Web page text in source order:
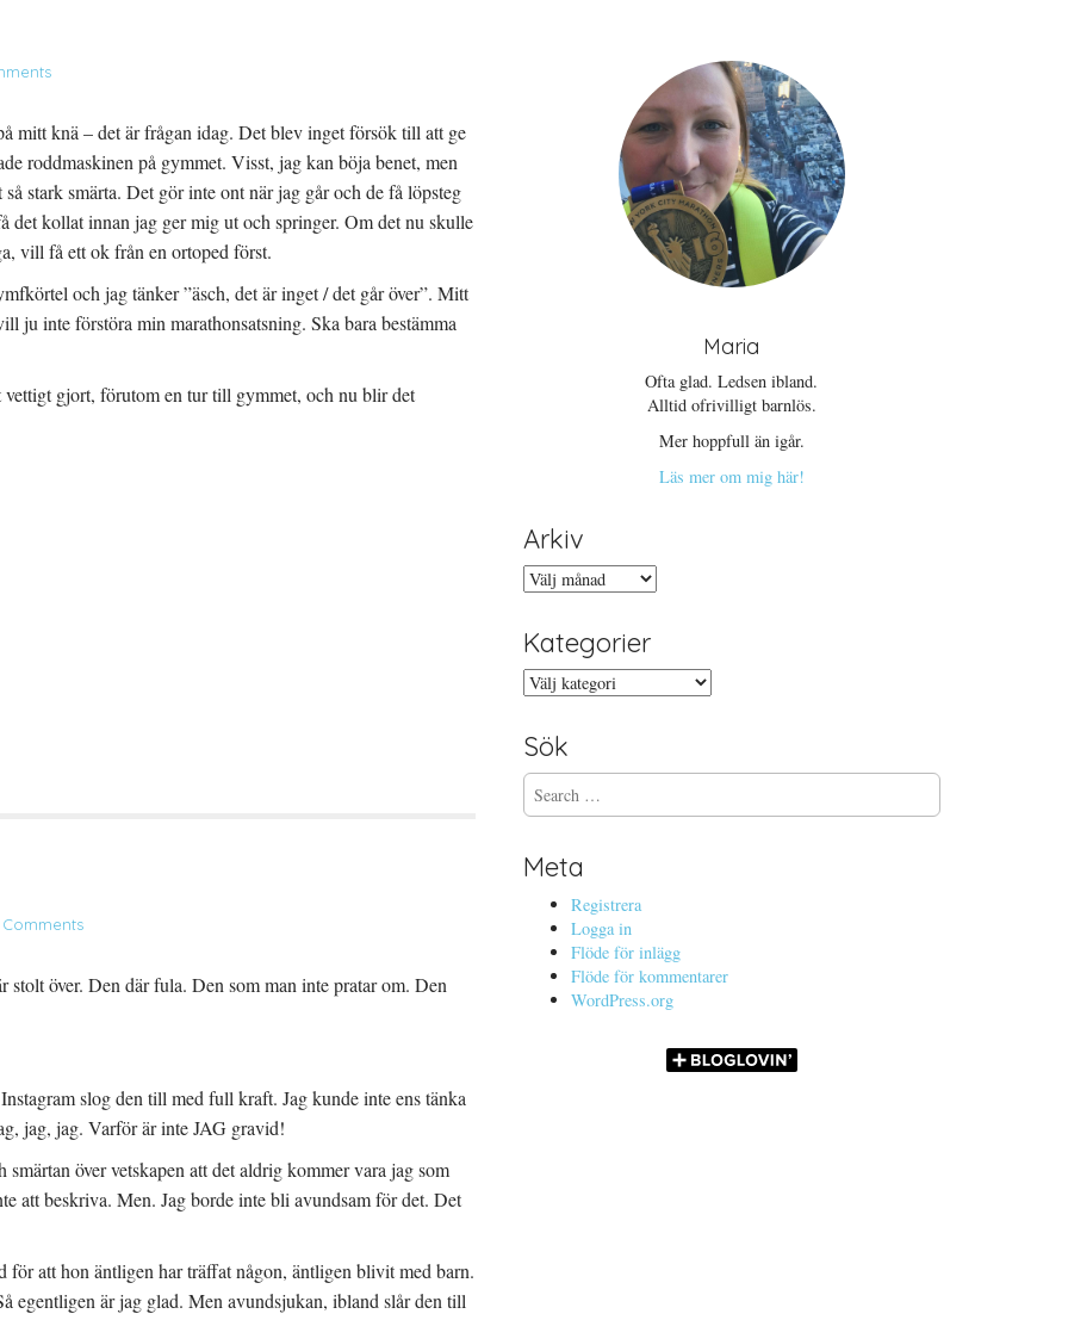
mitt knä – det är frågan idag. Det blev inget försök till att ge
roddmaskinen på gymmet. Visst, jag kan böja benet, men
stark smärta. Det gör inte ont när jag går och de få löpsteg
kollat innan jag ger mig ut och springer. Om det nu skulle
vill få ett ok från en ortoped först.
och jag tänker ”äsch, det är inget / det går över”. Mitt
inte förstöra min marathonsatsning. Ska bara bestämma
gjort, förutom en tur till gymmet, och nu blir det
Comments
över. Den där fula. Den som man inte pratar om. Den
slog den till med full kraft. Jag kunde inte ens tänka
jag, jag. Varför är inte JAG gravid!
över vetskapen att det aldrig kommer vara jag som
att beskriva. Men. Jag borde inte bli avundsam för det. Det
att hon äntligen har träffat någon, äntligen blivit med barn.
egentligen är jag glad. Men avundsjukan, ibland slår den till
Maria
Ofta glad. Ledsen ibland.
Alltid ofrivilligt barnlös.
Mer hoppfull än igår.
Läs mer om mig här!
Arkiv
Arkiv
Kategorier
Kategorier
Sök
S
e
r
cMeta
Registrera
Logga in
Flöde för inlägg
Flöde för kommentarer
WordPress.org